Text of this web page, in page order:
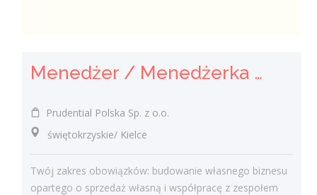
Menedżer / Menedżerka Zespołu Sprzedaży
Prudential Polska Sp. z o.o.
świętokrzyskie/ Kielce
Twój zakres obowiązków: budowanie własnego biznesu
opartego o sprzedaż własną i współpracę z zespołem